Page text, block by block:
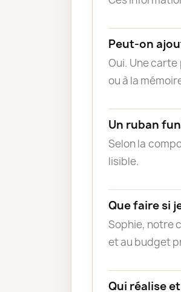
Peut-on
Oui. Une
ou à la
Un ruban
Selon la
lisible.
Que faire si
Sophie, notre
et au budget
Qui réalise